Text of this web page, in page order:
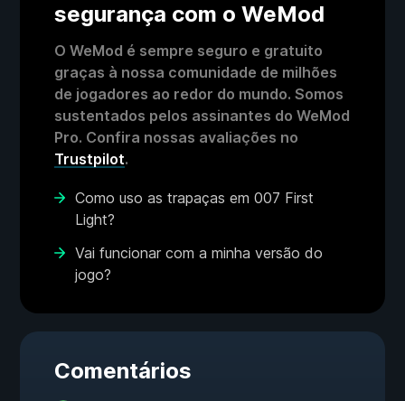
segurança com o WeMod
O WeMod é sempre seguro e gratuito
graças à nossa comunidade de milhões
de jogadores ao redor do mundo. Somos
sustentados pelos assinantes do WeMod
Pro. Confira nossas avaliações no
Trustpilot.
Como uso as trapaças em 007 First
Light?
Vai funcionar com a minha versão do
jogo?
Comentários